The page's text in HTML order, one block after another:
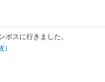
ボスに行きました。